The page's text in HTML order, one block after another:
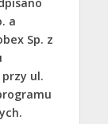
a
Sp. z
ul.